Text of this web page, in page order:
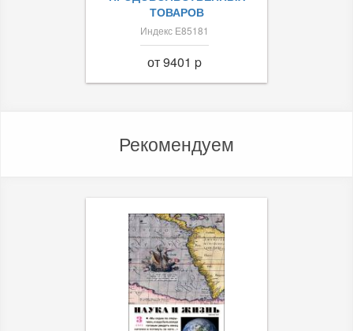
ТОВАРОВ
Индекс Е85181
от 9401 p
Рекомендуем